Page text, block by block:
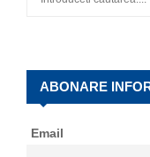
f
ABONARE
Email